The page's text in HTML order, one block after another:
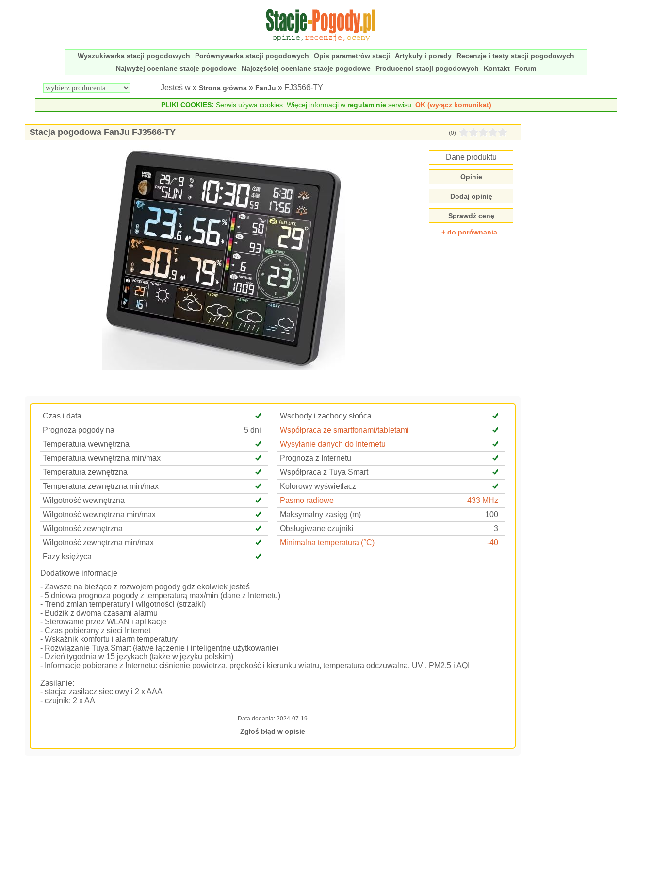
Wyszukiwarka stacji pogodowych Porównywarka stacji pogodowych Opis parametrów stacji Artykuły i porady
Recenzje i testy stacji pogodowych
Najwyżej oceniane stacje pogodowe
Najczęściej oceniane stacje pogodowe Producenci stacji pogodowych Kontakt Forum
Jesteś w » Strona główna » FanJu » FJ3566-TY
PLIKI COOKIES: Serwis używa cookies. Więcej informacji w regulaminieserwisu. OK (wyłącz komunikat)
Stacja pogodowa FanJu FJ3566-TY (0)
Dane produktu
Opinie
Dodaj opinię
Sprawdź cenę
+ do porównania
Czas i data
Prognoza pogody na
5 dni
Temperatura wewnętrzna
Temperatura wewnętrzna min/max
Temperatura zewnętrzna
Temperatura zewnętrzna min/max
Wilgotność wewnętrzna
Wilgotność wewnętrzna min/max
Wilgotność zewnętrzna
Wilgotność zewnętrzna min/max
Fazy księżyca
Wschody i zachody słońca
Współpraca ze smartfonami/tabletami
Wysyłanie danych do Internetu
Prognoza z Internetu
Współpraca z Tuya Smart
Kolorowy wyświetlacz
Pasmo radiowe
433 MHz
Maksymalny zasięg (m)
100
Obsługiwane czujniki
3
Minimalna temperatura (°C)
-40
Dodatkowe informacje
- Zawsze na bieżąco z rozwojem pogody gdziekolwiek jesteś
- 5 dniowa prognoza pogody z temperaturą max/min (dane z Internetu)
- Trend zmian temperatury i wilgotności (strzałki)
- Budzik z dwoma czasami alarmu
- Sterowanie przez WLAN i aplikacje
- Czas pobierany z sieci Internet
- Wskaźnik komfortu i alarm temperatury
- Rozwiązanie Tuya Smart (łatwe łączenie i inteligentne użytkowanie)
- Dzień tygodnia w 15 językach (także w języku polskim)
- Informacje pobierane z Internetu: ciśnienie powietrza, prędkość i kierunku wiatru, temperatura odczuwalna, UVI, PM2.5 i AQI
Zasilanie:
- stacja: zasilacz sieciowy i 2 x AAA
- czujnik: 2 x AA
Data dodania: 2024-07-19
Zgłoś błąd w opisie